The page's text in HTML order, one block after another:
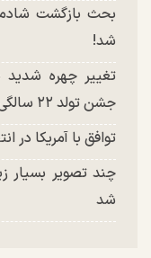
بحث بازگشت
شد!
تغییر چهره شدید
جشن تولد ۲۲ سالگی + تصاویر
توافق با آمریکا در
چند تصویر بسیار
شد